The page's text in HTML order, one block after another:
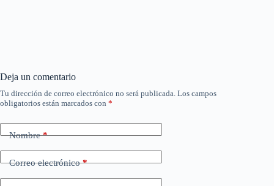
Deja un comentario
Tu dirección de correo electrónico no será publicada. Los campos
obligatorios están marcados con *
Nombre*
Correo electrónico*